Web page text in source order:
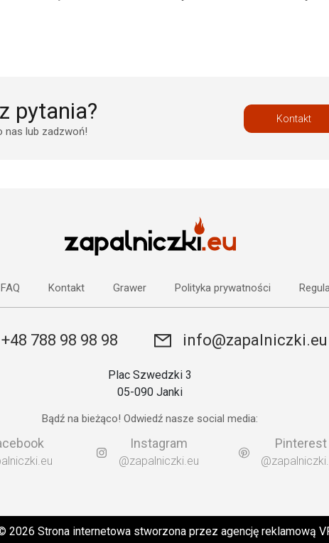
pytania?
nas lub zadzwoń!
Kontakt
FAQ Kontakt Grawer Polityka prywatności
+48 788 98 98 98 info@zapalniczki.eu
Plac Szwedzki 3
05-090 Janki
Bądź na bieżąco! Odwiedź nasze social media:
Instagram
@zapalniczki.eu
Pinterest
2026 Strona internetowa stworzona przez agencję reklamową